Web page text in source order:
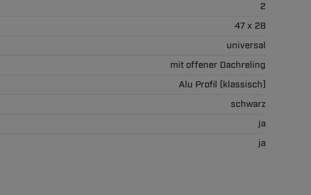
2
47 x 28
universal
mit offener Dachreling
Alu Profil (klassisch)
schwarz
ja
ja